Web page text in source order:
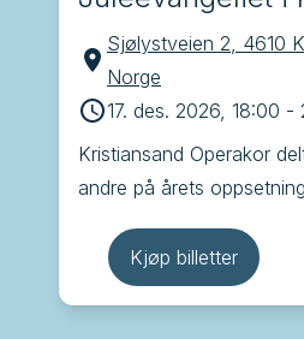
Sjølystveien 2, 4610
Norge
17. des. 2026, 18:00 -
Kristiansand Operakor
andre på årets
tradisjon i Kilden, der ord
oss om julens egentlige
Kjøp billetter